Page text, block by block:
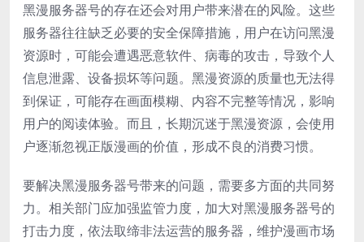
黑漫服务器号的存在还会对用户带来潜在的风险。这些
服务器往往缺乏必要的安全保障措施，用户在访问黑漫
资源时，可能会遭遇恶意软件、病毒的攻击，导致个人
信息泄露、设备损坏等问题。黑漫资源的质量也无法得
到保证，可能存在画面模糊、内容不完整等情况，影响
用户的阅读体验。而且，长期沉迷于黑漫资源，会使用
户逐渐忽视正版漫画的价值，形成不良的消费习惯。
要解决黑漫服务器号带来的问题，需要多方面的共同努
力。相关部门应加强监管力度，加大对黑漫服务器号的
打击力度，依法取缔非法运营的服务器，维护漫画市场